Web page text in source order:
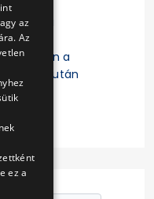
követően a
után
az
Az
ez a